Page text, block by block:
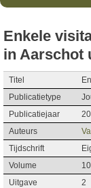
Enkele
in Aarschot
Titel
Publicatietype
Publicatiejaar
Auteurs
Tijdschrift
Volume
Uitgave
2